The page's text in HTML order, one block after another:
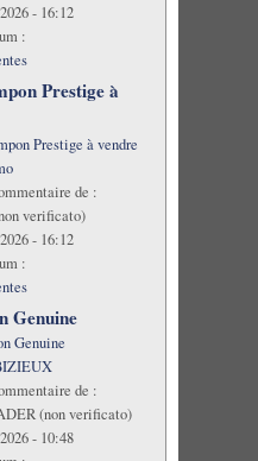
- 16:12
:
Prestige à
Prestige à vendre
de :
verificato)
- 16:12
:
Genuine
Genuine
de :
(non verificato)
- 10:48